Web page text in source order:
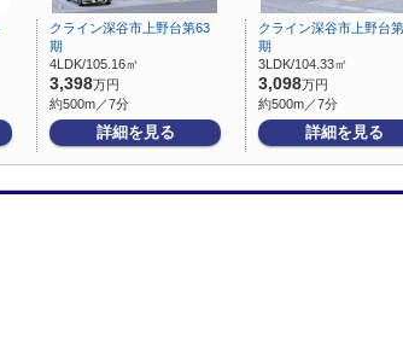
クライン深谷市上野台第63
期
4LDK/105.16㎡
3,398万円
約500m／7分
詳細を見る
クライン深谷市上野台
期
3LDK/104.33㎡
3,098万円
約500m／7分
詳細を見る